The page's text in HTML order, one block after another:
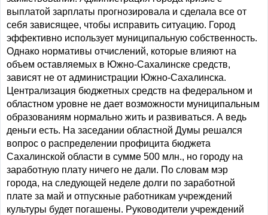
выплатой зарплаты прогнозировала и сделала все от
себя зависящее, чтобы исправить ситуацию. Город
эффективно использует муниципальную собственность.
Однако нормативы отчислений, которые влияют на
объем оставляемых в Южно-Сахалинске средств,
зависят не от администрации Южно-Сахалинска.
Централизация бюджетных средств на федеральном и
областном уровне не дает возможности муниципальным
образованиям нормально жить и развиваться. А ведь
деньги есть. На заседании областной Думы решался
вопрос о распределении профицита бюджета
Сахалинской области в сумме 500 млн., но городу на
заработную плату ничего не дали. По словам мэр
города, на следующей неделе долги по заработной
плате за май и отпускные работникам учреждений
культуры будет погашены. Руководители учреждений